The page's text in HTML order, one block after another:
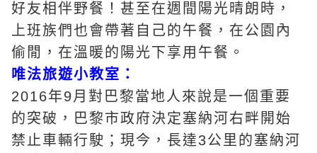
好友相伴野餐！甚至在週間陽光晴朗時，
上班族們也會帶著自己的午餐，在公園內
偷閒，在溫暖的陽光下享用午餐。
唯法旅遊小教室：
2016年9月對巴黎當地人來說是一個重要
的突破，巴黎市政府決定塞納河右畔開始
禁止車輛行駛；現今，長達3公里的塞納河